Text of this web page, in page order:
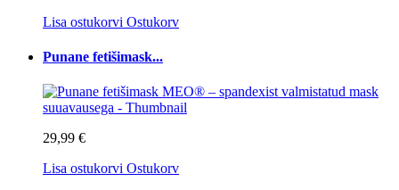
Lisa ostukorvi Ostukorv
Punane fetišimask...
29,99 €
Lisa ostukorvi Ostukorv